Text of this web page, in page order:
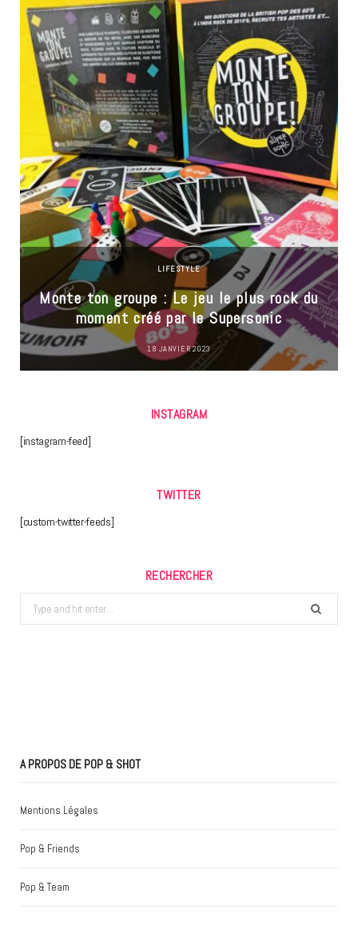
LIFESTYLE
Monte ton groupe : Le jeu le plus rock du
moment créé par le Supersonic
18 JANVIER 2023
INSTAGRAM
[instagram-feed]
TWITTER
[custom-twitter-feeds]
RECHERCHER
Search
for:
A PROPOS DE POP & SHOT
Mentions Légales
Pop & Friends
Pop & Team